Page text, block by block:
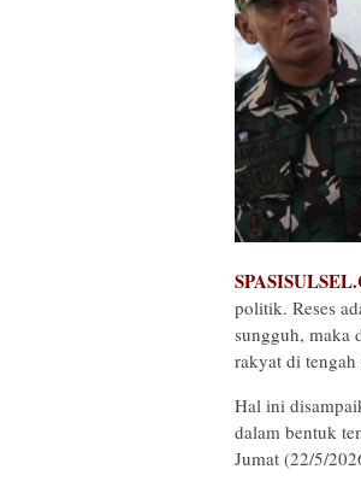
politik. Reses
sungguh, maka
rakyat di tengah
Hal ini
dalam bentuk
Jumat (22/5/